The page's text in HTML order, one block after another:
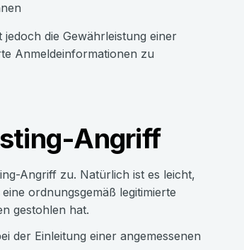
die Gewährleistung einer
Anmeldeinformationen zu
Angriff
Angriff zu. Natürlich ist es leicht,
ordnungsgemäß legitimierte
gestohlen hat.
der Einleitung einer angemessenen